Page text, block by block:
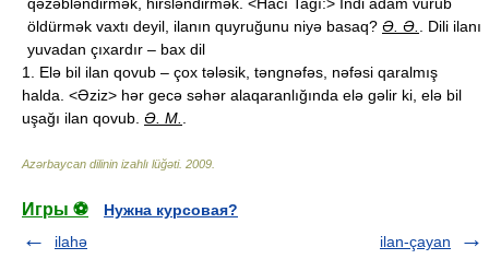
öldürmək vaxtı deyil, ilanın quyruğunu niyə basaq? Ə. Ə.
. Dili ilanı
yuvadan çıxardır – bax dil
1. Elə bil ilan qovub – çox tələsik, təngnəfəs, nəfəsi qaralmış
halda. <Əziz> hər gecə səhər alaqaranlığında elə gəlir ki, elə bil
uşağı ilan qovub. Ə. M.
Azərbaycan dilinin izahlı lüğəti. 2009
Игры ⚽
Нужна курсовая?
ilahə
ilan-çayan